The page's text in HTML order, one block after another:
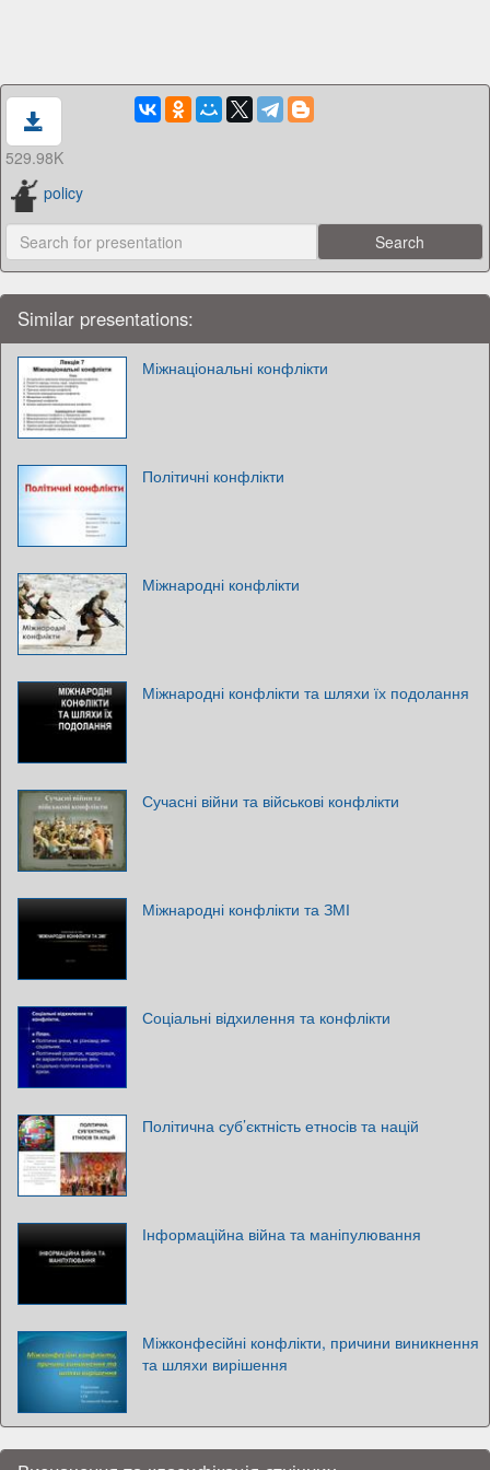
529.98K
policy
Similar presentations:
Міжнаціональні конфлікти
Політичні конфлікти
Міжнародні конфлікти
Міжнародні конфлікти та шляхи їх подолання
Сучасні війни та військові конфлікти
Міжнародні конфлікти та ЗМІ
Соціальні відхилення та конфлікти
Політична суб’єктність етносів та націй
Інформаційна війна та маніпулювання
Міжконфесійні конфлікти, причини виникнення
та шляхи вирішення